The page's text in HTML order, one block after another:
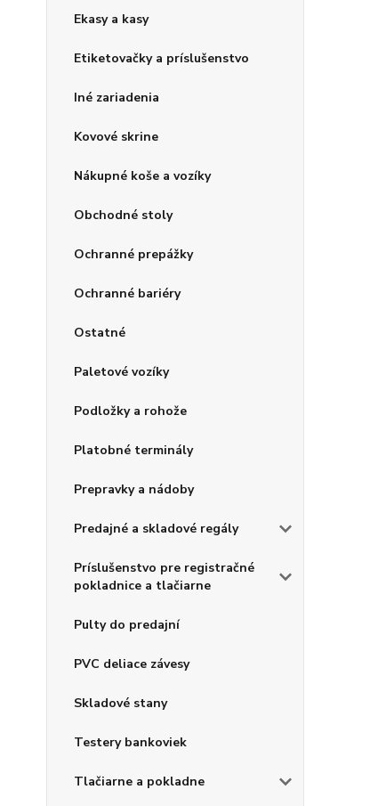
Ekasy a kasy
Etiketovačky a príslušenstvo
Iné zariadenia
Kovové skrine
Nákupné koše a vozíky
Obchodné stoly
Ochranné prepážky
Ochranné bariéry
Ostatné
Paletové vozíky
Podložky a rohože
Platobné terminály
Prepravky a nádoby
Predajné a skladové regály
Príslušenstvo pre registračné
pokladnice a tlačiarne
Pulty do predajní
PVC deliace závesy
Skladové stany
Testery bankoviek
Tlačiarne a pokladne